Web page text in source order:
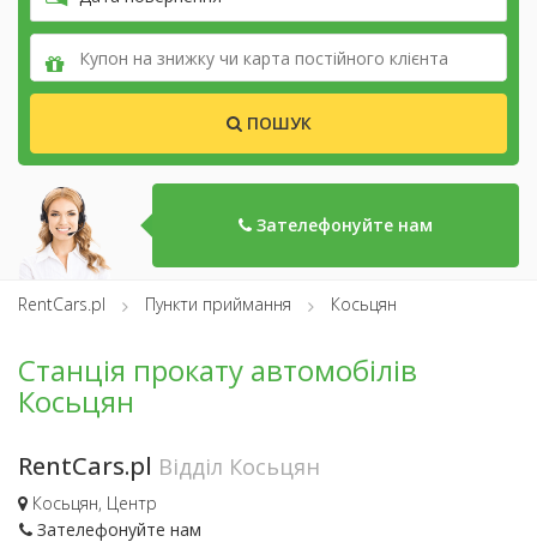
ПОШУК
Зателефонуйте нам
RentCars.pl Пункти приймання Косьцян
Станція прокату автомобілів
Косьцян
RentCars.pl Відділ Косьцян
Косьцян, Центр
Зателефонуйте нам